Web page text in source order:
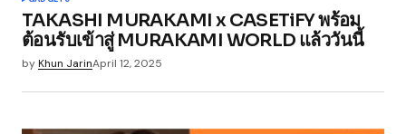
TAKASHI MURAKAMI x CASETiFY พร้อม
ต้อนรับเข้าสู่ MURAKAMI WORLD แล้ววันนี้
byKhun JarinApril 12, 2025